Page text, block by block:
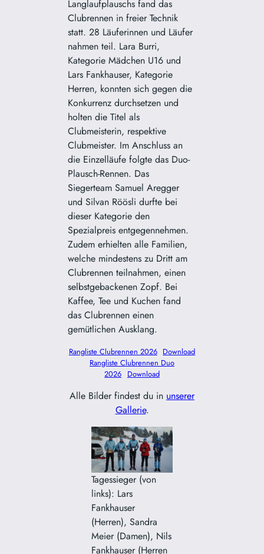
Langlaufplauschs fand das
Clubrennen in freier Technik
statt. 28 Läuferinnen und Läufer
nahmen teil. Lara Burri,
Kategorie Mädchen U16 und
Lars Fankhauser, Kategorie
Herren, konnten sich gegen die
Konkurrenz durchsetzen und
holten die Titel als
Clubmeisterin, respektive
Clubmeister. Im Anschluss an
die Einzelläufe folgte das Duo-
Plausch-Rennen. Das
Siegerteam Samuel Aregger
und Silvan Röösli durfte bei
dieser Kategorie den
Spezialpreis entgegennehmen.
Zudem erhielten alle Familien,
welche mindestens zu Dritt am
Clubrennen teilnahmen, einen
selbstgebackenen Zopf. Bei
Kaffee, Tee und Kuchen fand
das Clubrennen einen
gemütlichen Ausklang.
Rangliste Clubrennen 2026 Download
Rangliste Clubrennen Duo
2026 Download
Alle Bilder findest du in unserer
Gallerie.
Tagessieger (von
links): Lars
Fankhauser
(Herren), Sandra
Meier (Damen), Nils
Fankhauser (Herren